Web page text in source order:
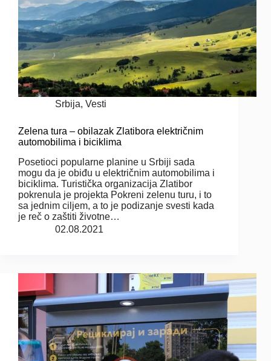
Srbija, Vesti
Zelena tura – obilazak Zlatibora električnim
automobilima i biciklima
Posetioci popularne planine u Srbiji sada
mogu da je obiđu u električnim automobilima i
biciklima. Turistička organizacija Zlatibor
pokrenula je projekta Pokreni zelenu turu, i to
sa jednim ciljem, a to je podizanje svesti kada
je reč o zaštiti životne…
02.08.2021